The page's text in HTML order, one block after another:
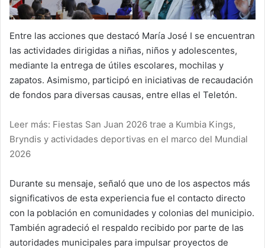
Entre las acciones que destacó María José I se encuentran
las actividades dirigidas a niñas, niños y adolescentes,
mediante la entrega de útiles escolares, mochilas y
zapatos. Asimismo, participó en iniciativas de recaudación
de fondos para diversas causas, entre ellas el Teletón.
Leer más: Fiestas San Juan 2026 trae a Kumbia Kings,
Bryndis y actividades deportivas en el marco del Mundial
2026
Durante su mensaje, señaló que uno de los aspectos más
significativos de esta experiencia fue el contacto directo
con la población en comunidades y colonias del municipio.
También agradeció el respaldo recibido por parte de las
autoridades municipales para impulsar proyectos de